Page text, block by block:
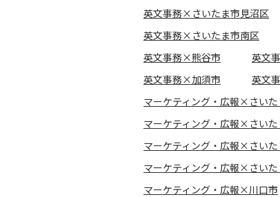
英文事務×さいたま市見沼区
英文事務×さいたま市南区
英文事務×熊谷市
英文
英文事務×加須市
英文
マーケティング・広報×さい
マーケティング・広報×さい
マーケティング・広報×さい
マーケティング・広報×さい
マーケティング・広報×川口市